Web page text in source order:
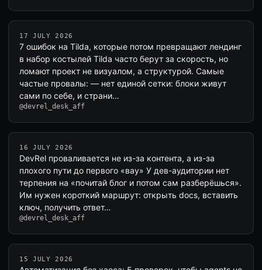
17 JULY 2026
7 ошибок на Tilda, которые потом превращают лендинг
в набор костылей Tilda часто берут за скорость, но
ломают проект не визуалом, а структурой. Самые
частые провалы: — нет единой сетки: блоки живут
сами по себе, и страни…
@devrel_desk_aff
16 JULY 2026
DevRel проваливается не из-за контента, а из-за
плохого пути до первого «вау» У дев-аудитории нет
терпения на «почитай блог и потом сам разберёшься».
Им нужен короткий маршрут: открыть docs, вставить
ключ, получить ответ…
@devrel_desk_aff
15 JULY 2026